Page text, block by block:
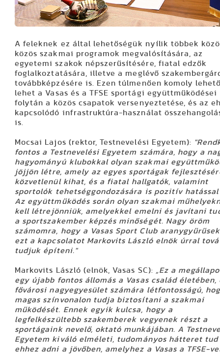
A feleknek ez által lehetőségük nyílik többek között
közös szakmai programok megvalósítására, az
egyetemi szakok népszerűsítésére, fiatal edzők
foglalkoztatására, illetve a meglévő szakembergárda
továbbképzésére is. Ezen túlmenően komoly lehetőség
lehet a Vasas és a TFSE sportági együttműködései
folytán a közös csapatok versenyeztetése, és az ehhez
kapcsolódó infrastruktúra-használat összehangolása
is.
Mocsai Lajos (rektor, Testnevelési Egyetem):
fontos a Testnevelési Egyetem számára, hogy a
hagyományú klubokkal olyan szakmai együttműködés
jöjjön létre, amely az egyes sportágak fejlesztésére
közvetlenül kihat, és a fiatal hallgatók, valamint
sportolók tehetséggondozására is pozitív hatással
Az együttműködés során olyan szakmai műhelyeknek
kell létrejönniük, amelyekkel emelni és javítani tudjuk
a sportszakember képzés minőségét. Nagy öröm
számomra, hogy a Vasas Sport Club aranygyűrűseként
ezt a kapcsolatot Markovits László elnök úrral tovább
tudjuk építeni."
Markovits László (elnök, Vasas SC): „Ez a megállapodás
egy újabb fontos állomás a Vasas család életében,
fővárosi nagyegyesület számára létfontosságú,
magas színvonalon tudja biztosítani a szakmai
működését. Ennek egyik kulcsa, hogy a
legfelkészültebb szakemberek vegyenek részt a
sportágaink nevelő, oktató munkájában. A Testnevelési
Egyetem kiváló elméleti, tudományos hátteret tud
ehhez adni a jövőben, amelyhez a Vasas a TFSE-